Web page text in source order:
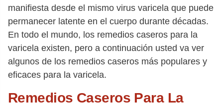
manifiesta desde el mismo virus varicela que puede
permanecer latente en el cuerpo durante décadas.
En todo el mundo, los remedios caseros para la
varicela existen, pero a continuación usted va ver
algunos de los remedios caseros más populares y
eficaces para la varicela.
Remedios Caseros Para La